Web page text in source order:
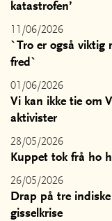
katastrofen’
11/06/2026
`Tro er også viktig
fred`
01/06/2026
Vi kan ikke tie om
aktivister
28/05/2026
Kuppet tok frå ho
26/05/2026
Drap på tre
gisselkrise